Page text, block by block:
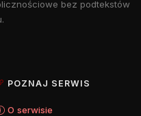
bez podtekstów
POZNAJ SERWIS
O serwisie